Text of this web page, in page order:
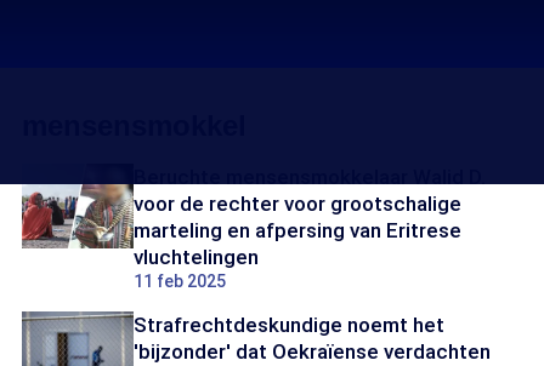
voor de rechter voor grootschalige
marteling en afpersing van Eritrese
vluchtelingen
11 feb 2025
Strafrechtdeskundige noemt het
'bijzonder' dat Oekraïense verdachten